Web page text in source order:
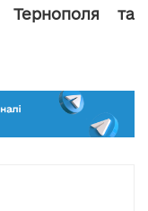
Тернополя та